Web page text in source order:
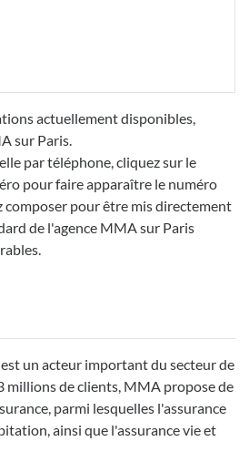
actuellement disponibles,
sur Paris.
par téléphone, cliquez sur le
pour faire apparaître le numéro
composer pour être mis directement
de l'agence MMA sur Paris
un acteur important du secteur de
millions de clients, MMA propose de
parmi lesquelles l'assurance
ainsi que l'assurance vie et